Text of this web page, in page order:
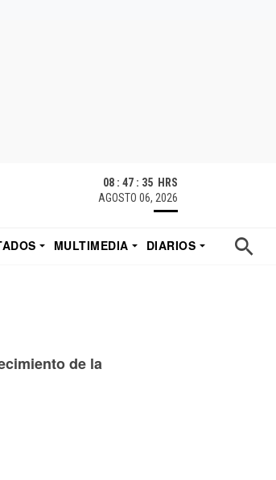
08 : 47 : 36 HRS
AGOSTO 06, 2026
MULTIMEDIA
DIARIOS
de la